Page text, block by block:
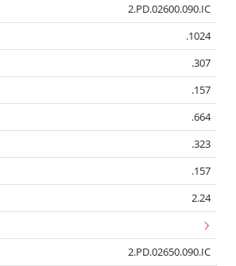
2.PD.02600.090.IC
.1024
.307
.157
.664
.323
.157
2.24
2.PD.02650.090.IC